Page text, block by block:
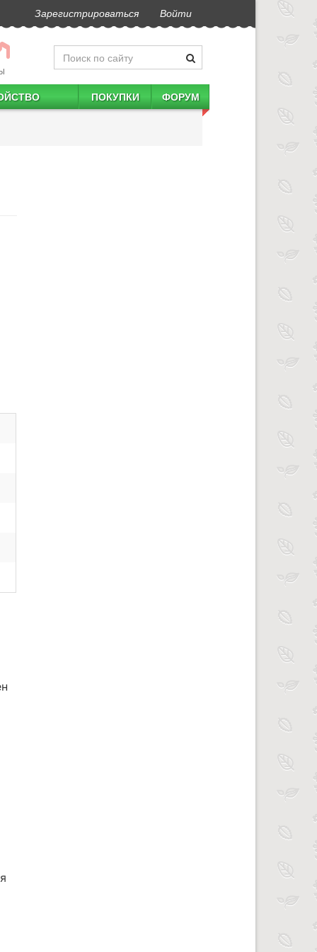
Зарегистрироваться Войти
ПОКУПКИ ФОРУМ